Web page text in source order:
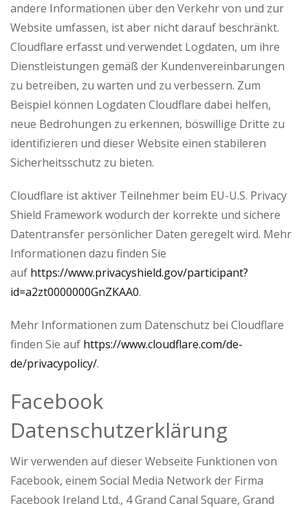
andere Informationen über den Verkehr von und zur
Website umfassen, ist aber nicht darauf beschränkt.
Cloudflare erfasst und verwendet Logdaten, um ihre
Dienstleistungen gemäß der Kundenvereinbarungen
zu betreiben, zu warten und zu verbessern. Zum
Beispiel können Logdaten Cloudflare dabei helfen,
neue Bedrohungen zu erkennen, böswillige Dritte zu
identifizieren und dieser Website einen stabileren
Sicherheitsschutz zu bieten.
Cloudflare ist aktiver Teilnehmer beim EU-U.S. Privacy
Shield Framework wodurch der korrekte und sichere
Datentransfer persönlicher Daten geregelt wird. Mehr
Informationen dazu finden Sie
auf https://www.privacyshield.gov/participant?
id=a2zt0000000GnZKAA0.
Mehr Informationen zum Datenschutz bei Cloudflare
finden Sie auf https://www.cloudflare.com/de-
de/privacypolicy/.
Facebook
Datenschutzerklärung
Wir verwenden auf dieser Webseite Funktionen von
Facebook, einem Social Media Network der Firma
Facebook Ireland Ltd., 4 Grand Canal Square, Grand